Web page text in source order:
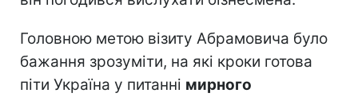
Головною метою візиту Абрамовича було
бажання зрозуміти, на які кроки готова
піти Україна у питанні мирного